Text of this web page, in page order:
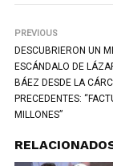
PREVIOUS
DESCUBRIERON UN
ESCÁNDALO DE
BÁEZ DESDE LA
PRECEDENTES:
MILLONES”